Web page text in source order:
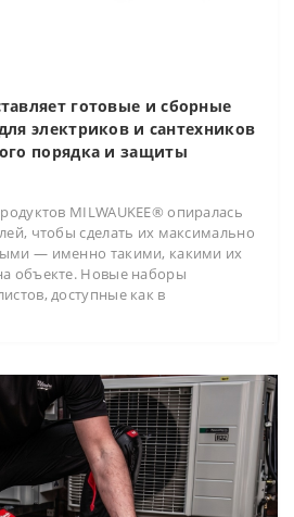
готовые и сборные
электриков и сантехников
порядка и защиты
MILWAUKEE® опиралась
чтобы сделать их максимально
— именно такими, какими их
объекте. Новые наборы
доступные как в